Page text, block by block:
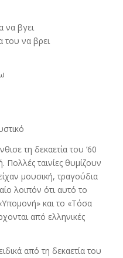
να βγει
του να βρει
τη δεκαετία του ’60
Πολλές ταινίες θυμίζουν
μουσική, τραγούδια
λοιπόν ότι αυτό το
και το «Τόσα
από ελληνικές
από τη δεκαετία του